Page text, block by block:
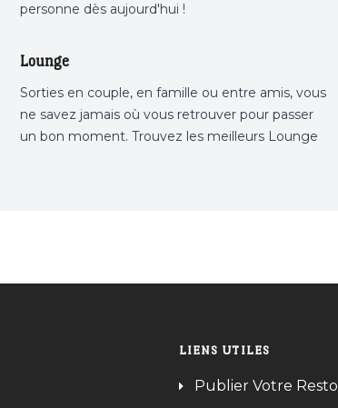
personne dès aujourd'hui !
Lounge
Sorties en couple, en famille ou entre amis, vous
ne savez jamais où vous retrouver pour passer
un bon moment. Trouvez les meilleurs Lounge
LIENS UTILES
Publier Votre Resto